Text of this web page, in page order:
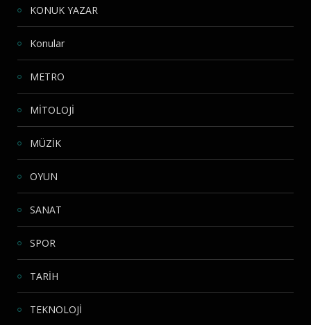
KONUK YAZAR
Konular
METRO
MİTOLOJİ
MÜZİK
OYUN
SANAT
SPOR
TARİH
TEKNOLOJİ